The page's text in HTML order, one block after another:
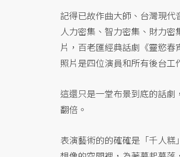
記得已故作曲大師、台灣現
人力密集、智力密集、財力
片，百老匯經典話劇《靈慾春
照片是四位演員和所有後台工
這還只是一堂布景到底的話
翻倍。
表演藝術的的確確是「千人